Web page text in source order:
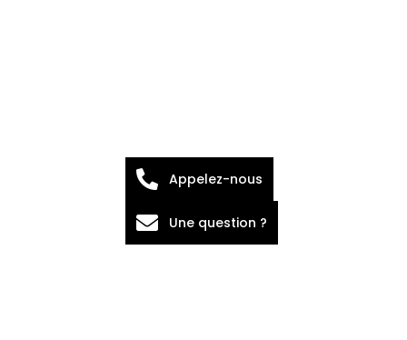
Appelez-nous
Une question ?